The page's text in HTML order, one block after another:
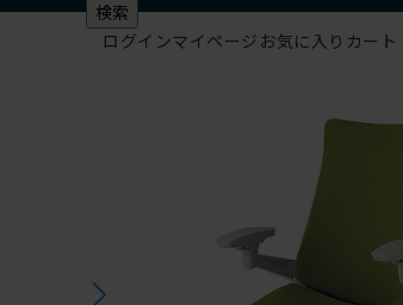
検索
ログインマイページ お気に入り カート